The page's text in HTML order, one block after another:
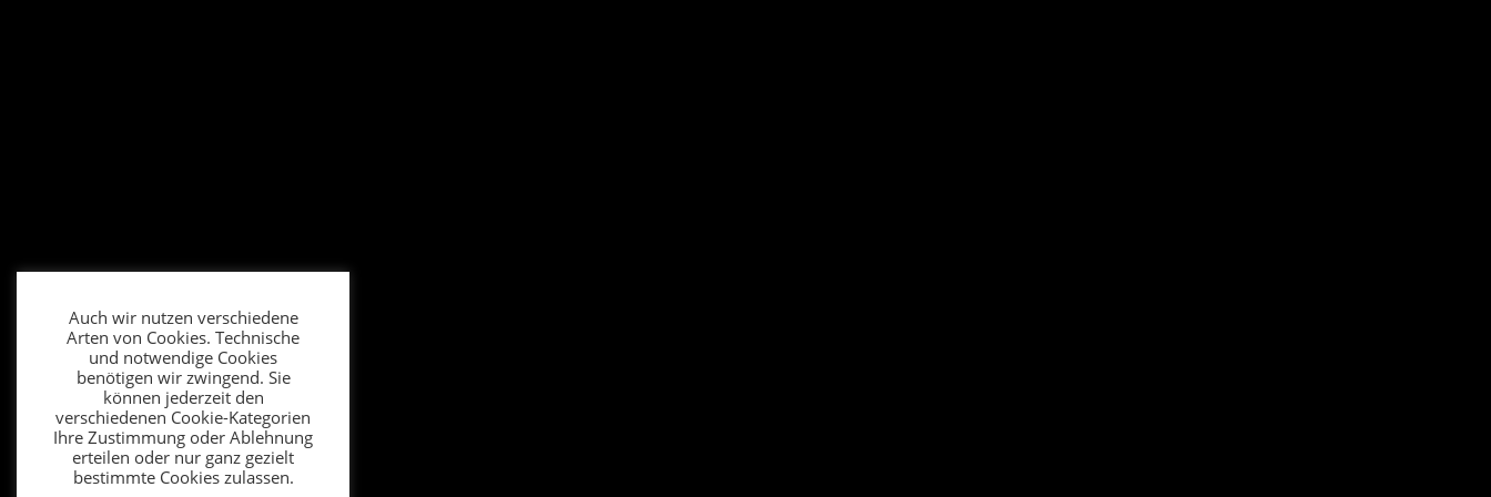
Auch wir nutzen verschiedene
Arten von Cookies. Technische
und notwendige Cookies
benötigen wir zwingend. Sie
können jederzeit den
verschiedenen Cookie-Kategorien
Ihre Zustimmung oder Ablehnung
erteilen oder nur ganz gezielt
bestimmte Cookies zulassen.